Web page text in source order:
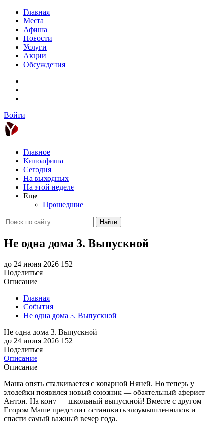
Главная
Места
Афиша
Новости
Услуги
Акции
Обсуждения
Войти
Главное
Киноафиша
Сегодня
На выходных
На этой неделе
Еще
Прошедшие
Найти
Не одна дома 3. Выпускной
до 24 июня 2026 152
Поделиться
Описание
Главная
События
Не одна дома 3. Выпускной
Не одна дома 3. Выпускной
до 24 июня 2026 152
Поделиться
Описание
Описание
Маша опять сталкивается с коварной Няней. Но теперь у
злодейки появился новый союзник — обаятельный аферист
Антон. На кону — школьный выпускной! Вместе с другом
Егором Маше предстоит остановить злоумышленников и
спасти самый важный вечер года.